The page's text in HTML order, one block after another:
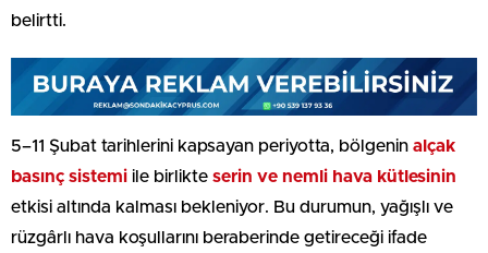
belirtti.
5–11 Şubat tarihlerini kapsayan periyotta, bölgenin alçak
basınç sistemi ile birlikte serin ve nemli hava kütlesinin
etkisi altında kalması bekleniyor. Bu durumun, yağışlı ve
rüzgârlı hava koşullarını beraberinde getireceği ifade